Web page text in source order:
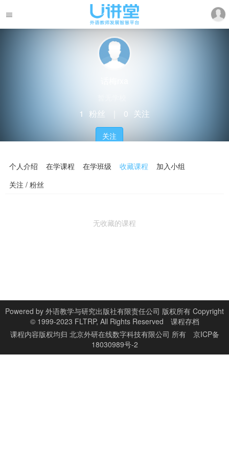
1 粉丝 0 关注
关注
个人介绍 在学课程 在学班级 收藏课程
加入小组
关注 / 粉丝
无收藏的课程
Powered by 外语教学与研究出版社有限责任公司 版权所有 Copyright
© 1999-2023 FLTRP, All Rights Reserved
课程存档
课程内容版权均归 北京外研在线数字科技有限公司 所有
京ICP备
18030989号-2